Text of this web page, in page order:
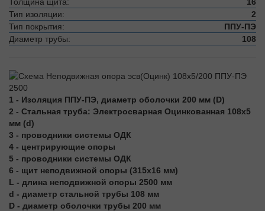
Тип изоляции:
2
Тип покрытия:
ППУ-ПЭ
Диаметр трубы:
108
1 - Изоляция ППУ-ПЭ, диаметр оболочки 200 мм (D)
2 - Стальная труба: Электросварная Оцинкованная 108х5
мм (d)
3 - проводники системы ОДК
4 - центрирующие опоры
5 - проводники системы ОДК
6 - щит неподвижной опоры (315x16 мм)
L - длина неподвижной опоры 2500 мм
d - диаметр стальной трубы 108 мм
D - диаметр оболочки трубы 200 мм